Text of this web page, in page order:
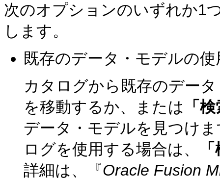
次のオプションのいずれか1
します。
既存のデータ・モデルの使
カタログから既存のデー
を移動するか、または
「
データ・モデルを見つけ
ログを使用する場合は、
詳細は、『Oracle Fusion